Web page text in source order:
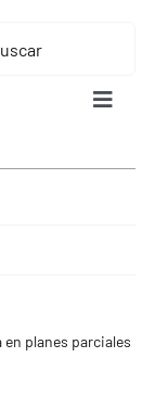
Toggle
planes parciales